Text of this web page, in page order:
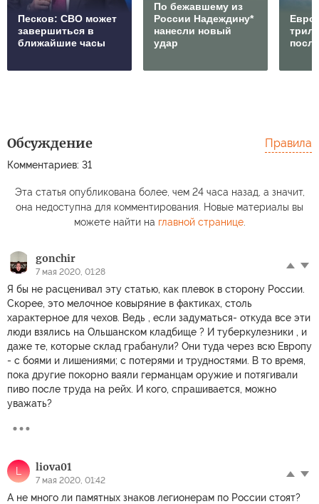
Песков: СВО может
завершиться в
ближайшие часы
По бежавшему из
России Надеждину*
нанесли новый
удар
Обсуждение
Комментариев: 31
Правила
Эта статья опубликована более, чем 24 часа назад, а значит,
она недоступна для комментирования. Новые материалы вы
можете найти на главной странице.
gonchir
7 мая 2020, 01:28
Я бы не расценивал эту статью, как плевок в сторону России.
Скорее, это мелочное ковыряние в фактиках, столь
характерное для чехов. Ведь , если задуматься- откуда все эти
люди взялись на Ольшанском кладбище ? И туберкулезники , и
даже те, которые склад грабанули? Они туда через всю Европу
- с боями и лишениями; с потерями и трудностями. В то время,
пока другие покорно ваяли германцам оружие и потягивали
пиво после труда на рейх. И кого, спрашивается, можно
уважать?
L liova01
7 мая 2020, 01:42
А не много ли памятных знаков легионерам по России стоят?